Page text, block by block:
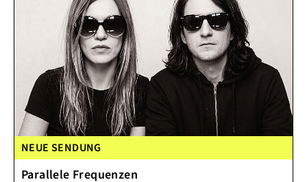
NEUE SENDUNG
Parallele Frequenzen